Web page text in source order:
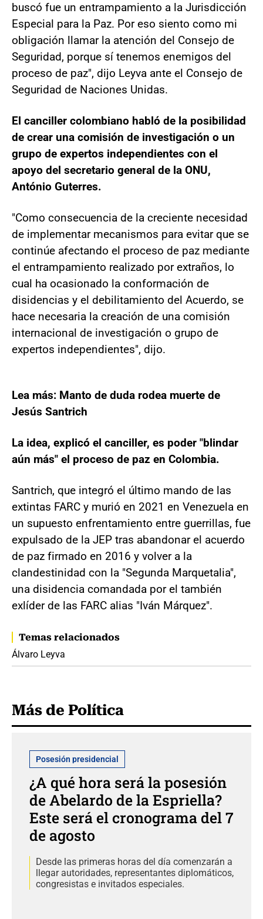
buscó fue un entrampamiento a la Jurisdicción
Especial para la Paz. Por eso siento como mi
obligación llamar la atención del Consejo de
Seguridad, porque sí tenemos enemigos del
proceso de paz", dijo Leyva ante el Consejo de
Seguridad de Naciones Unidas.
El canciller colombiano habló de la posibilidad
de crear una comisión de investigación o un
grupo de expertos independientes con el
apoyo del secretario general de la ONU,
António Guterres.
"Como consecuencia de la creciente necesidad
de implementar mecanismos para evitar que se
continúe afectando el proceso de paz mediante
el entrampamiento realizado por extraños, lo
cual ha ocasionado la conformación de
disidencias y el debilitamiento del Acuerdo, se
hace necesaria la creación de una comisión
internacional de investigación o grupo de
expertos independientes", dijo.
Lea más: Manto de duda rodea muerte de
Jesús Santrich
La idea, explicó el canciller, es poder "blindar
aún más" el proceso de paz en Colombia.
Santrich, que integró el último mando de las
extintas FARC y murió en 2021 en Venezuela en
un supuesto enfrentamiento entre guerrillas, fue
expulsado de la JEP tras abandonar el acuerdo
de paz firmado en 2016 y volver a la
clandestinidad con la "Segunda Marquetalia",
una disidencia comandada por el también
exlíder de las FARC alias "Iván Márquez".
Temas relacionados
Álvaro Leyva
Más de Política
Posesión presidencial
¿A qué hora será la posesión
de Abelardo de la Espriella?
Este será el cronograma del 7
de agosto
Desde las primeras horas del día comenzarán a
llegar autoridades, representantes diplomáticos,
congresistas e invitados especiales.